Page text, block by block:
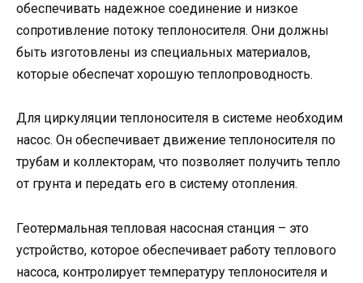
обеспечивать надежное соединение и низкое
сопротивление потоку теплоносителя. Они должны
быть изготовлены из специальных материалов,
которые обеспечат хорошую теплопроводность.
Для циркуляции теплоносителя в системе необходим
насос. Он обеспечивает движение теплоносителя по
трубам и коллекторам, что позволяет получить тепло
от грунта и передать его в систему отопления.
Геотермальная тепловая насосная станция – это
устройство, которое обеспечивает работу теплового
насоса, контролирует температуру теплоносителя и